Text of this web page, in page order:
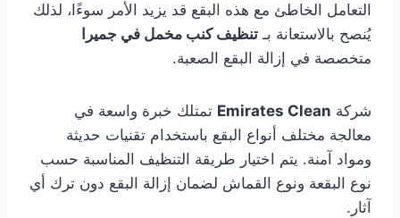
التعامل الخاطئ مع هذه البقع قد يزيد الأمر سوءًا، لذلك
يُنصح بالاستعانة بـ تنظيف كنب مخمل في جميرا
متخصصة في إزالة البقع الصعبة.
شركة Emirates Clean تمتلك خبرة واسعة في
معالجة مختلف أنواع البقع باستخدام تقنيات حديثة
ومواد آمنة. يتم اختيار طريقة التنظيف المناسبة حسب
نوع البقعة ونوع القماش لضمان إزالة البقع دون ترك أي
آثار.